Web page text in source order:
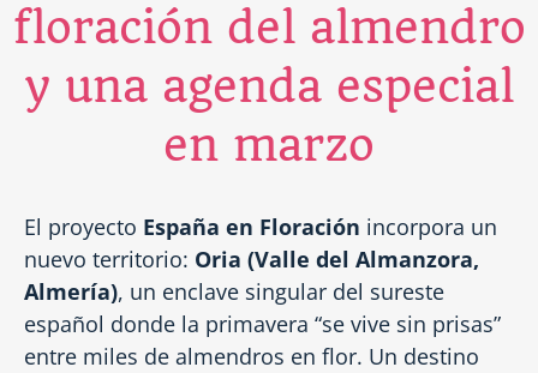
floración del almendro
y una agenda especial
en marzo
El proyecto España en Floración incorpora un
nuevo territorio: Oria (Valle del Almanzora,
Almería), un enclave singular del sureste
español donde la primavera “se vive sin prisas”
entre miles de almendros en flor. Un destino